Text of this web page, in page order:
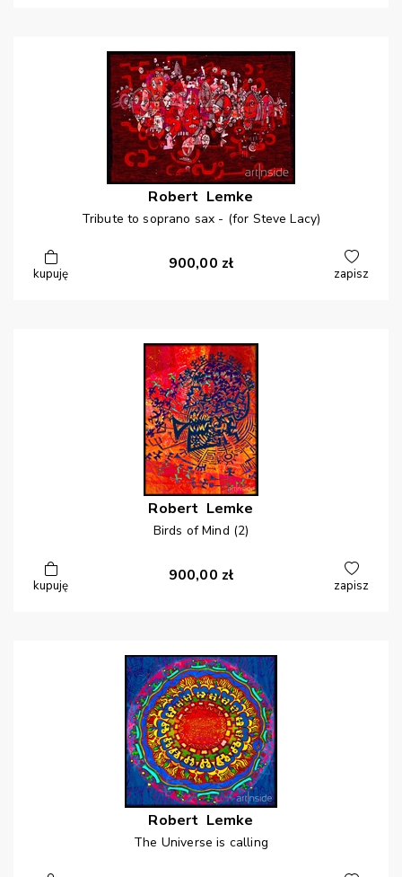
Robert Lemke
Tribute to soprano sax - (for Steve Lacy)
kupuję
900,00 zł
zapisz
Robert Lemke
Birds of Mind (2)
kupuję
900,00 zł
zapisz
Robert Lemke
The Universe is calling